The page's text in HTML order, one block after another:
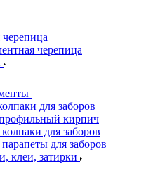
черепица
для заборов
кирпич
для заборов
для заборов
клеи, затирки